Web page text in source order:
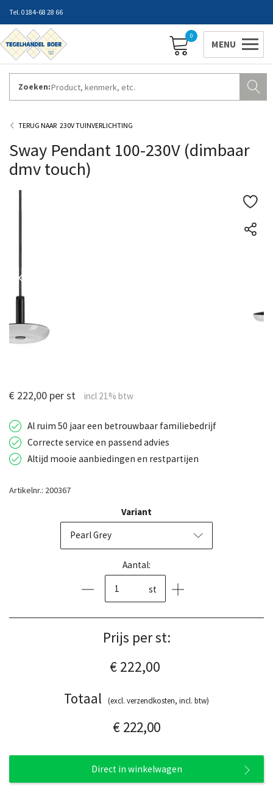
0184-68 28 66
0
Zoeken:
ZAKELIJK INLOGGEN
230V TUINVERLICHTING
Sway Pendant 100-230V (dimbaar
dmv touch)
€ 222,00 per st
Al ruim 50 jaar een betrouwbaar familiebedrijf
Correcte service en passend advies
Altijd mooie aanbiedingen en restpartijen
Artikelnr.: 200367
Variant
Pearl Grey
Aantal:
st
Prijs per st:
€ 222,00
Totaal
(excl. verzendkosten, incl. btw)
€ 222,00
Direct in winkelwagen